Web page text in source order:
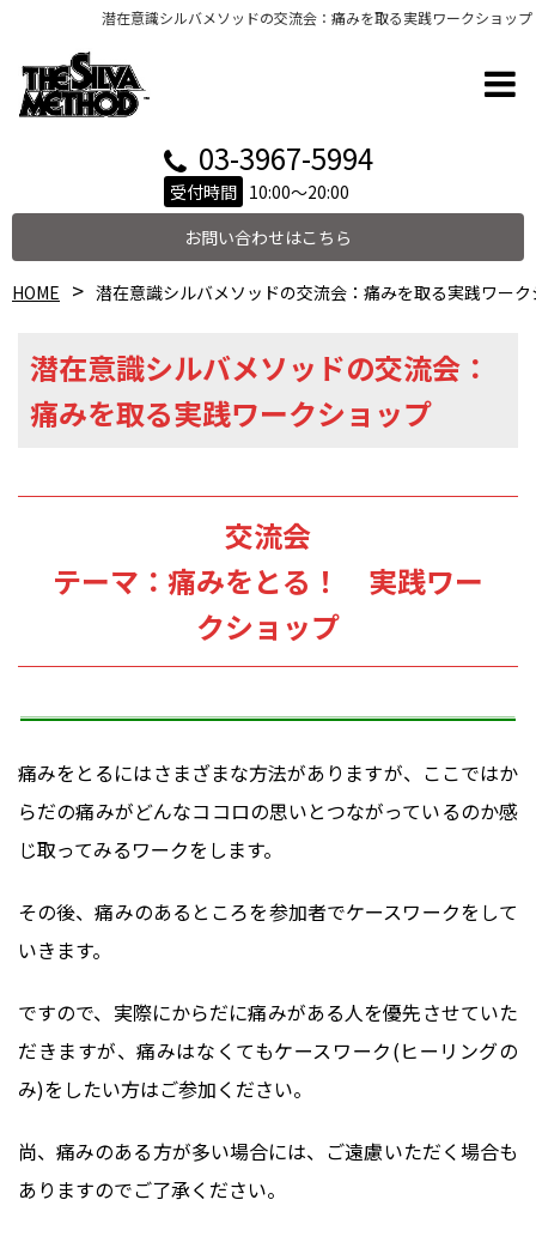
潜在意識シルバメソッドの交流会：痛みを取る実践ワークショップ
03-3967-5994
受付時間 10:00～20:00
お問い合わせはこちら
HOME 潜在意識シルバメソッドの交流会：痛みを取る実践ワー
潜在意識シルバメソッドの交流会：
痛みを取る実践ワークショップ
交流会
テーマ：痛みをとる！ 実践ワー
クショップ
痛みをとるにはさまざまな方法がありますが、ここではか
らだの痛みがどんなココロの思いとつながっているのか感
じ取ってみるワークをします。
その後、痛みのあるところを参加者でケースワークをして
いきます。
ですので、実際にからだに痛みがある人を優先させていた
だきますが、痛みはなくてもケースワーク(ヒーリングの
み)をしたい方はご参加ください。
尚、痛みのある方が多い場合には、ご遠慮いただく場合も
ありますのでご了承ください。